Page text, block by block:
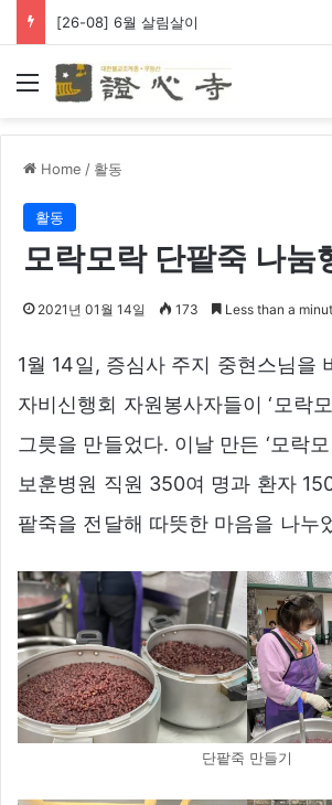
[26-08] 6월 살림살이
Menu
Home / 활동
활동
모락모락 단팥죽 나눔
2021년 01월 14일 173 Less than a
1월 14일, 증심사 주지 중현스님을
자비신행회 자원봉사자들이 ‘모락
그릇을 만들었다. 이날 만든 ‘모락
보훈병원 직원 350여 명과 환자
팥죽을 전달해 따뜻한 마음을 나누
단팥죽 만들기